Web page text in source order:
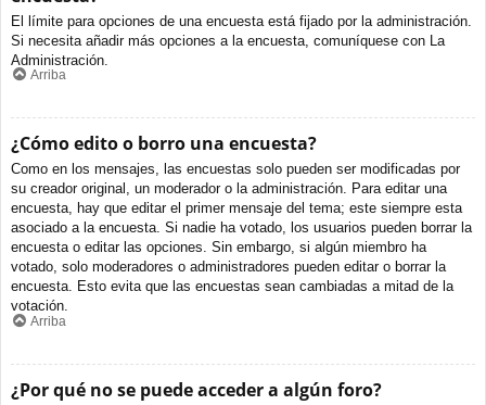
El límite para opciones de una encuesta está fijado por la administración.
Si necesita añadir más opciones a la encuesta, comuníquese con La
Administración.
Arriba
¿Cómo edito o borro una encuesta?
Como en los mensajes, las encuestas solo pueden ser modificadas por
su creador original, un moderador o la administración. Para editar una
encuesta, hay que editar el primer mensaje del tema; este siempre esta
asociado a la encuesta. Si nadie ha votado, los usuarios pueden borrar la
encuesta o editar las opciones. Sin embargo, si algún miembro ha
votado, solo moderadores o administradores pueden editar o borrar la
encuesta. Esto evita que las encuestas sean cambiadas a mitad de la
votación.
Arriba
¿Por qué no se puede acceder a algún foro?